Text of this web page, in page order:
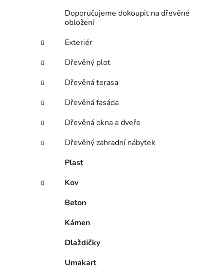
Doporučujeme dokoupit na dřevěné
obložení
Exteriér
Dřevěný plot
Dřevěná terasa
Dřevěná fasáda
Dřevěná okna a dveře
Dřevěný zahradní nábytek
Plast
Kov
Beton
Kámen
Dlaždičky
Umakart